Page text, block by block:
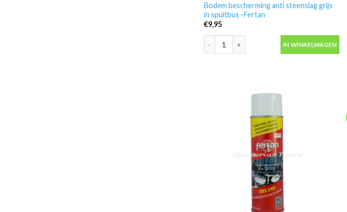
Bodem bescherming anti steenslag grijs
in spuitbus -Fertan
€9,95
IN WINKELWAGEN